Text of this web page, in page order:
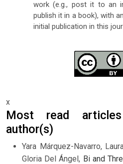
work (e.g., post it to an
publish it in a book), with
initial publication in this
x
Most read
author(s)
Yara Márquez-Navarro,
Gloria Del Ángel, Bi and